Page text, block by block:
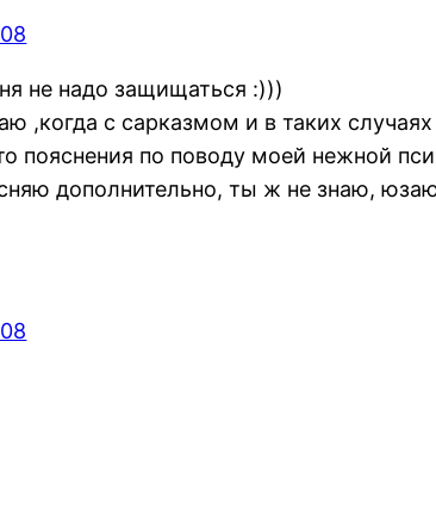
не надо защищаться :)))
,когда с сарказмом и в таких
пояснения по поводу моей нежной
дополнительно, ты ж не знаю,